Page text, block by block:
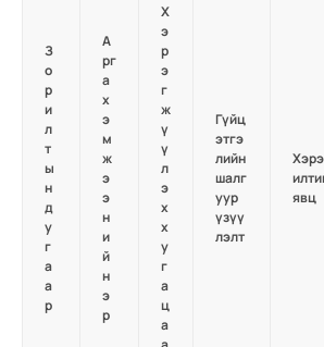
З
о
р
и
л
т
ы
н
д
у
г
а
а
р
А
рг
а
х
э
м
ж
э
э
н
и
й
н
э
р
Х
э
р
э
г
ж
ү
ү
л
э
х
х
у
г
а
ц
а
Гүйц
этгэ
лийн
шалг
уур
үзүү
лэлт
явц